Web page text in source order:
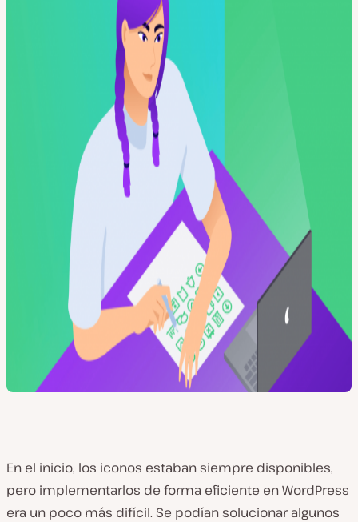
En el inicio, los iconos estaban siempre disponibles,
pero implementarlos de forma eficiente en WordPress
era un poco más difícil. Se podían solucionar algunos